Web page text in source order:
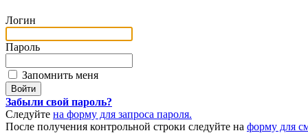
Логин
Пароль
Запомнить меня
Забыли свой пароль?
Следуйте на форму для запроса пароля.
После получения контрольной строки следуйте на форму для